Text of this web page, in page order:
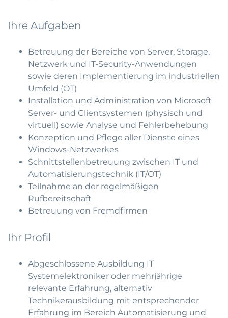
Ihre Aufgaben
Betreuung der Bereiche von Server, Storage,
Netzwerk und IT-Security-Anwendungen
sowie deren Implementierung im industriellen
Umfeld (OT)
Installation und Administration von Microsoft
Server- und Clientsystemen (physisch und
virtuell) sowie Analyse und Fehlerbehebung
Konzeption und Pflege aller Dienste eines
Windows-Netzwerkes
Schnittstellenbetreuung zwischen IT und
Automatisierungstechnik (IT/OT)
Teilnahme an der regelmäßigen
Rufbereitschaft
Betreuung von Fremdfirmen
Ihr Profil
Abgeschlossene Ausbildung IT
Systemelektroniker oder mehrjährige
relevante Erfahrung, alternativ
Technikerausbildung mit entsprechender
Erfahrung im Bereich Automatisierung und